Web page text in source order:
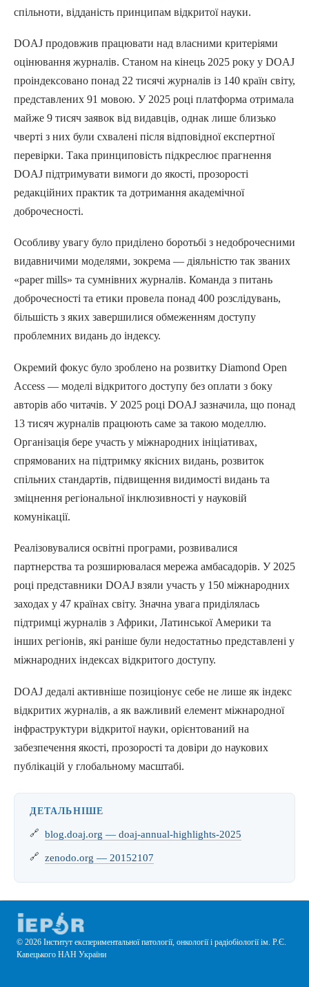
спільноти, відданість принципам відкритої науки.
DOAJ продовжив працювати над власними критеріями
оцінювання журналів. Станом на кінець 2025 року у DOAJ
проіндексовано понад 22 тисячі журналів із 140 країн світу,
представлених 91 мовою. У 2025 році платформа отримала
майже 9 тисяч заявок від видавців, однак лише близько
чверті з них були схвалені після відповідної експертної
перевірки. Така принциповість підкреслює прагнення
DOAJ підтримувати вимоги до якості, прозорості
редакційних практик та дотримання академічної
доброчесності.
Особливу увагу було приділено боротьбі з недоброчесними
видавничими моделями, зокрема — діяльністю так званих
«paper mills» та сумнівних журналів. Команда з питань
доброчесності та етики провела понад 400 розслідувань,
більшість з яких завершилися обмеженням доступу
проблемних видань до індексу.
Окремий фокус було зроблено на розвитку Diamond Open
Access — моделі відкритого доступу без оплати з боку
авторів або читачів. У 2025 році DOAJ зазначила, що понад
13 тисяч журналів працюють саме за такою моделлю.
Організація бере участь у міжнародних ініціативах,
спрямованих на підтримку якісних видань, розвиток
спільних стандартів, підвищення видимості видань та
зміцнення регіональної інклюзивності у науковій
комунікації.
Реалізовувалися освітні програми, розвивалися
партнерства та розширювалася мережа амбасадорів. У 2025
році представники DOAJ взяли участь у 150 міжнародних
заходах у 47 країнах світу. Значна увага приділялась
підтримці журналів з Африки, Латинської Америки та
інших регіонів, які раніше були недостатньо представлені у
міжнародних індексах відкритого доступу.
DOAJ дедалі активніше позиціонує себе не лише як індекс
відкритих журналів, а як важливий елемент міжнародної
інфраструктури відкритої науки, орієнтований на
забезпечення якості, прозорості та довіри до наукових
публікацій у глобальному масштабі.
ДЕТАЛЬНІШЕ
blog.doaj.org — doaj-annual-highlights-2025
zenodo.org — 20152107
© 2026 Інститут експериментальної патології, онкології і радіобіології ім. Р.Є.
Кавецького НАН України